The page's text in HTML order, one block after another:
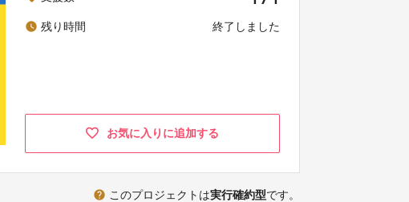
watch_later 残り時間 終了しました
お気に入りに追加する
help このプロジェクトは実行確約型です。